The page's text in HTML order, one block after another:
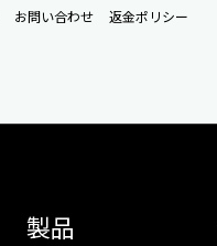
お問い合わせ 返金ポリシー
製品